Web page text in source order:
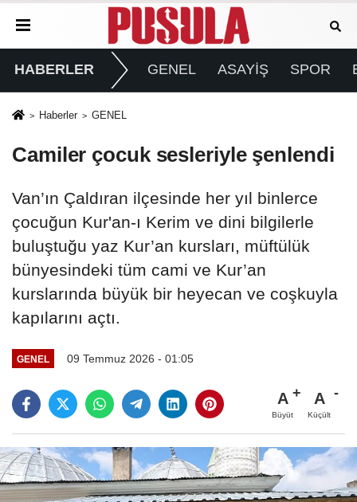
HABERLER GENEL ASAYİŞ SPOR
Haberler GENEL
Camiler çocuk sesleriyle şenlendi
Van’ın Çaldıran ilçesinde her yıl binlerce
çocuğun Kur'an-ı Kerim ve dini bilgilerle
buluştuğu yaz Kur’an kursları, müftülük
bünyesindeki tüm cami ve Kur’an
kurslarında büyük bir heyecan ve coşkuyla
kapılarını açtı.
GENEL 09 Temmuz 2026 - 01:05
A
Büyüt
A
Küçült